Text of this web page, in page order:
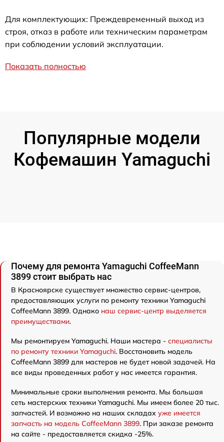
Для комплектующих: Преждевременный выход из
строя, отказ в работе или техническим параметрам
при соблюдении условий эксплуатации.
Показать полностью
Популярные модели
Кофемашин Yamaguchi
Почему для ремонта Yamaguchi CoffeeMann
3899 стоит выбрать нас
В Красноярске существует множество сервис-центров,
предоставляющих услуги по ремонту техники Yamaguchi
CoffeeMann 3899. Однако наш сервис-центр выделяется
преимуществами.
Мы ремонтируем Yamaguchi. Наши мастера - специалисты
по ремонту техники Yamaguchi. Восстановить модель
CoffeeMann 3899 для мастеров не будет новой задачей. На
все виды проведенных работ у нас имеется гарантия.
Минимальные сроки выполнения ремонта. Мы большая
сеть мастерских техники Yamaguchi. Мы имеем более 20 тыс.
запчастей. И возможно на наших складах уже имеется
запчасть на модель CoffeeMann 3899. При заказе ремонта
на сайте - предоставляется скидка -25%.